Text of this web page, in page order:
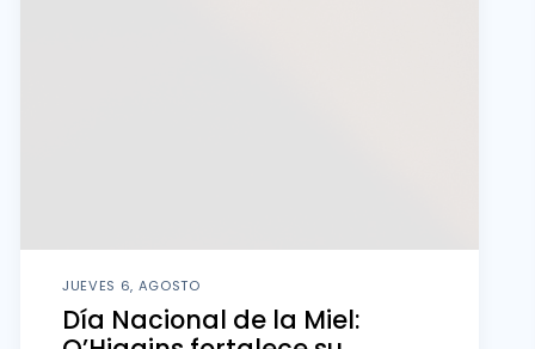
JUEVES 6, AGOSTO
Día Nacional de la Miel: